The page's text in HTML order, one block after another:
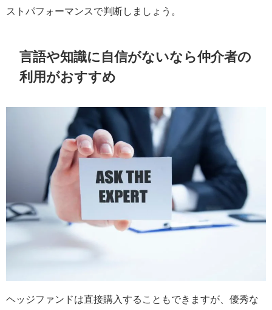
ストパフォーマンスで判断しましょう。
言語や知識に自信がないなら仲介者の
利用がおすすめ
ヘッジファンドは直接購入することもできますが、優秀な